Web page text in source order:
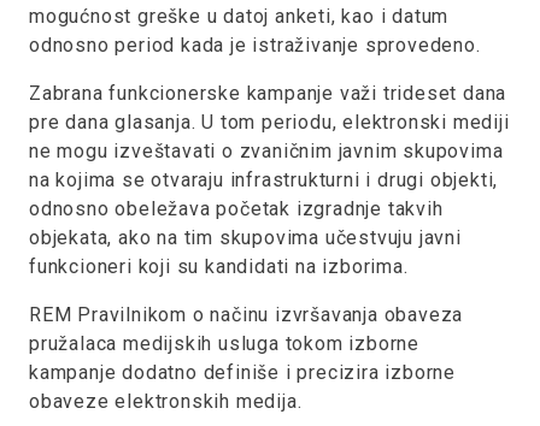
mogućnost greške u datoj anketi, kao i datum
odnosno period kada je istraživanje sprovedeno.
Zabrana funkcionerske kampanje važi trideset dana
pre dana glasanja. U tom periodu, elektronski mediji
ne mogu izveštavati o zvaničnim javnim skupovima
na kojima se otvaraju infrastrukturni i drugi objekti,
odnosno obeležava početak izgradnje takvih
objekata, ako na tim skupovima učestvuju javni
funkcioneri koji su kandidati na izborima.
REM Pravilnikom o načinu izvršavanja obaveza
pružalaca medijskih usluga tokom izborne
kampanje dodatno definiše i precizira izborne
obaveze elektronskih medija.